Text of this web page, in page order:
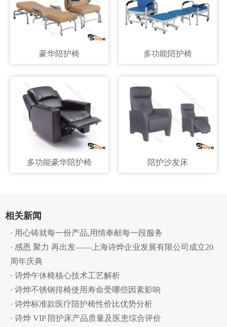
豪华陪护椅 多功能陪护椅
多功能豪华陪护椅 陪护沙发床
相关新闻
· 用心铸就每一份产品,用情奉献每一段服务
· 感恩 聚力 再出发——上海诗烨企业发展有限公司成立20
周年庆典
· 诗烨午休椅核心技术工艺解析
· 诗烨不锈钢排椅使用寿命受哪些因素影响
· 诗烨标准款医疗陪护椅性价比优势分析
· 诗烨 VIP 陪护床产品质量及医患综合评价